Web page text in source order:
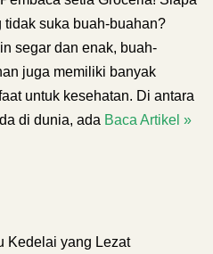
tidak suka buah-buahan?
segar dan enak, buah-
juga memiliki banyak
untuk kesehatan. Di antara
di dunia, ada Baca Artikel »
Kedelai yang Lezat